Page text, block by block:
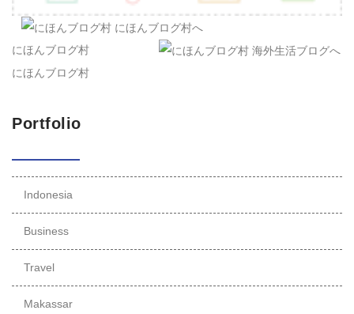
にほんブログ村
にほんブログ村
Portfolio
Indonesia
Business
Travel
Makassar